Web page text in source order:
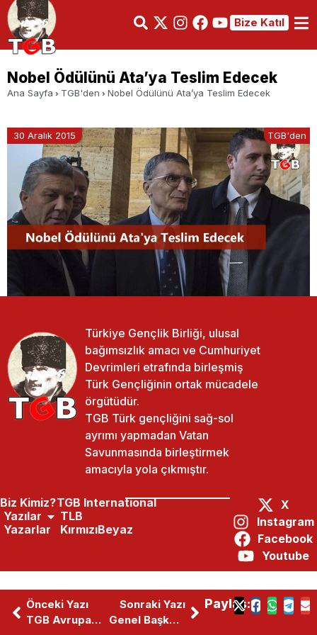
Bize Katıl
Nobel Ödülünü Ata’ya Teslim Edecek
Ana Sayfa TGB'den Nobel Ödülünü Ata’ya Teslim Edecek
30 Aralık 2015 TGB'den
Önceki Yazı
TGB Avrupa’da Bayrak Değişimi
Sonraki Yazı
Genel Başkanımız Çağdaş Cengiz, Ulusal Kanal Dayanışma Yemeğinde Konuştu
Paylaş:
Türkiye Gençlik Birliği, ulusal
bağımsızlık amacı ve Cumhuriyet
Devrimleri etrafında birleşmiş
Türk Gençliğinin ortak mücadele
örgütüdür.
TGB Türk gençliğini sağ-sol
ayrımı yapmadan Vatan
Savunmasında birleştirmek
amacıyla yola çıkmıştır.
Biz Kimiz?
Yazılar
Yazarlar
TGB International
TLB
KırmızıBeyaz
X
Instagram
Facebook
Youtube